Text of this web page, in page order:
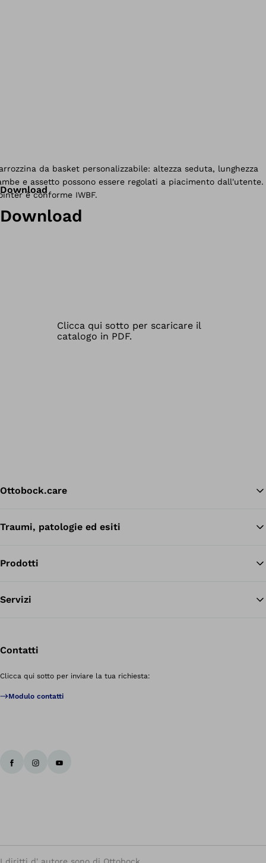
Download
Download
Ottobock.care
Traumi, patologie ed esiti
Prodotti
Servizi
Contatti
Clicca qui sotto per inviare la tua richiesta:
Modulo contatti